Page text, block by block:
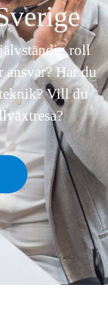
roll
ansvar? Har du
Vill du